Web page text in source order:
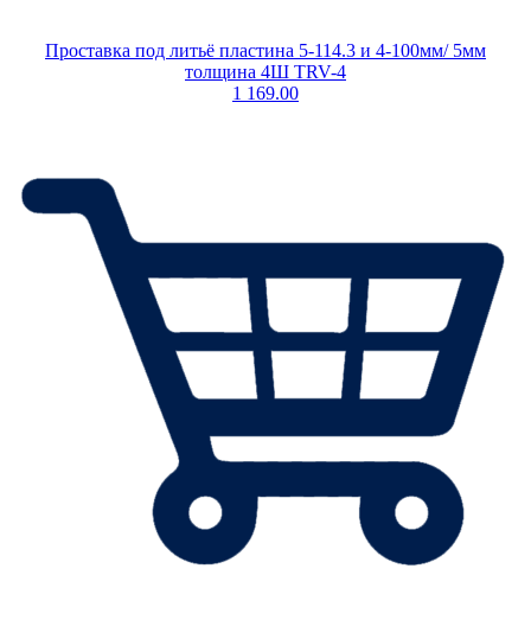
Проставка под литьё пластина 5-114.3 и 4-100мм/ 5мм
толщина 4Ш TRV-4
1 169.00